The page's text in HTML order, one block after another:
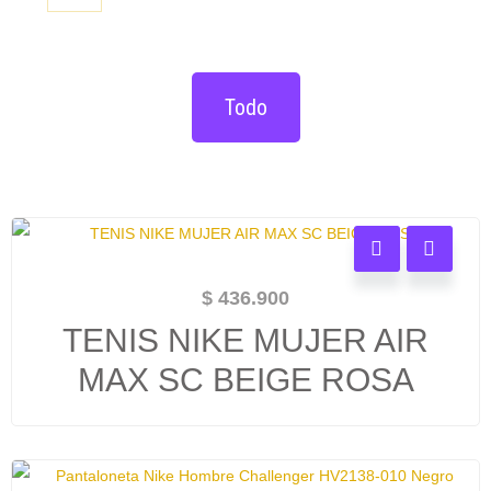
Todo
$ 436.900
TENIS NIKE MUJER AIR
MAX SC BEIGE ROSA